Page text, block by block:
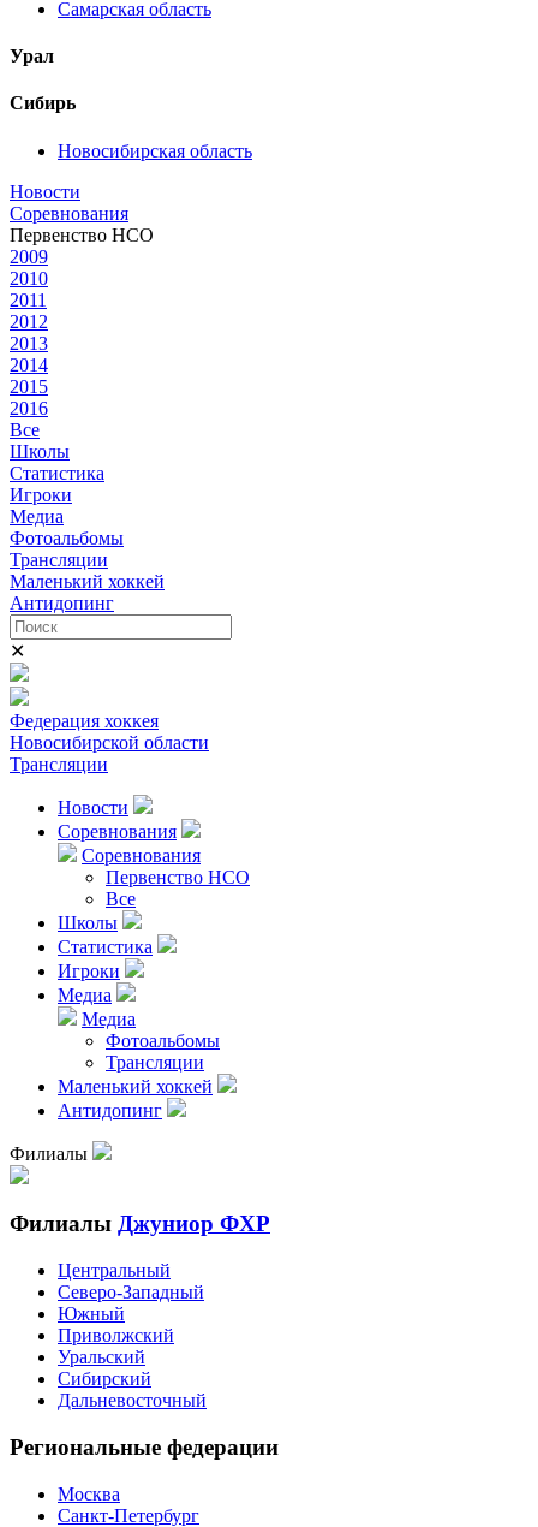
Самарская область
Урал
Сибирь
Новосибирская область
Новости
Соревнования
Первенство НСО
2009
2010
2011
2012
2013
2014
2015
2016
Все
Школы
Статистика
Игроки
Медиа
Фотоальбомы
Трансляции
Маленький хоккей
Антидопинг
✕
Федерация хоккея
Новосибирской области
Трансляции
Новости
Соревнования
Соревнования
Первенство НСО
Все
Школы
Статистика
Игроки
Медиа
Медиа
Фотоальбомы
Трансляции
Маленький хоккей
Антидопинг
Филиалы
Филиалы Джуниор ФХР
Центральный
Северо-Западный
Южный
Приволжский
Уральский
Сибирский
Дальневосточный
Региональные федерации
Москва
Санкт-Петербург